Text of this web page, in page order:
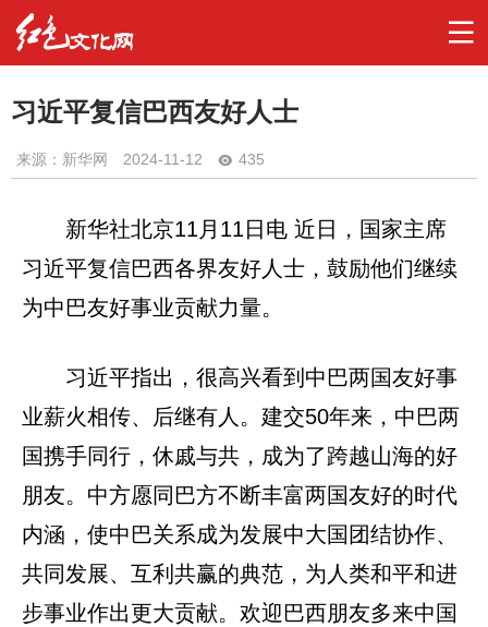
习近平复信巴西友好人士
来源：新华网 2024-11-12 435
新华社北京11月11日电 近日，国家主席
习近平复信巴西各界友好人士，鼓励他们继续
为中巴友好事业贡献力量。
习近平指出，很高兴看到中巴两国友好事
业薪火相传、后继有人。建交50年来，中巴两
国携手同行，休戚与共，成为了跨越山海的好
朋友。中方愿同巴方不断丰富两国友好的时代
内涵，使中巴关系成为发展中大国团结协作、
共同发展、互利共赢的典范，为人类和平和进
步事业作出更大贡献。欢迎巴西朋友多来中国